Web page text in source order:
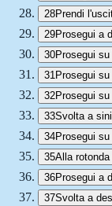
28Prendi
29Prosegui a
30Prosegui
31 Prosegui
32Prosegui
33Svolta a
34Prosegui
35Alla
36Prosegui a
37Svolta a